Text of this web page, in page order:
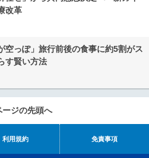
改革
空っぽ」旅行前後の食事に約5割がス
す賢い方法
ージの先頭へ
利用規約 免責事項